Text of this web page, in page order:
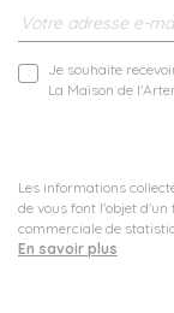
Je souhaite
La Maison de
Les informations
de vous font l'objet
commerciale de
En savoir plus